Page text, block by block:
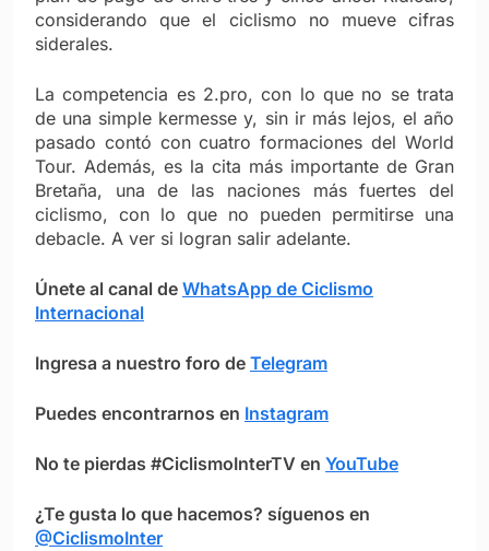
considerando que el ciclismo no mueve cifras
siderales.
La competencia es 2.pro, con lo que no se trata
de una simple kermesse y, sin ir más lejos, el año
pasado contó con cuatro formaciones del World
Tour. Además, es la cita más importante de Gran
Bretaña, una de las naciones más fuertes del
ciclismo, con lo que no pueden permitirse una
debacle. A ver si logran salir adelante.
Únete al canal de WhatsApp de Ciclismo
Internacional
Ingresa a nuestro foro de Telegram
Puedes encontrarnos en Instagram
No te pierdas #CiclismoInterTV en YouTube
¿Te gusta lo que hacemos? síguenos en
@CiclismoInter